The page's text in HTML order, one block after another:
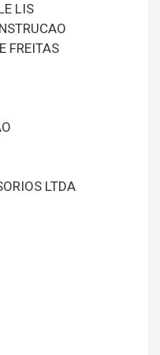
LIS
FREITAS
LTDA